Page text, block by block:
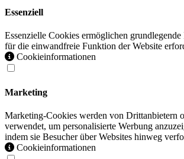
Essenziell
Essenzielle Cookies ermöglichen
für die einwandfreie Funktion der Website
Cookieinformationen
Marketing
Marketing-Cookies werden von Drittanbietern
verwendet, um personalisierte Werbung
indem sie Besucher über Websites hinweg
Cookieinformationen